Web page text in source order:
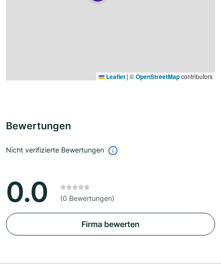
Leaflet | ©OpenStreetMapcontributors
Bewertungen
Nicht verifizierte Bewertungen
0.0 (0 Bewertungen)
Firma bewerten